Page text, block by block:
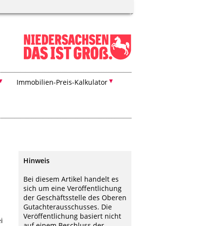
Immobilien-Preis-Kalkulator
Hinweis
Bei diesem Artikel handelt es
sich um eine Veröffentlichung
der Geschäftsstelle des Oberen
Gutachterausschusses. Die
Veröffentlichung basiert nicht